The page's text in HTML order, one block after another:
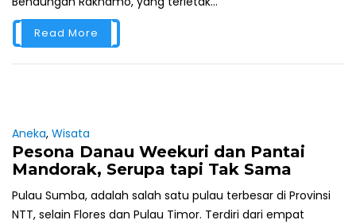
Read More
Aneka, Wisata
Pesona Danau Weekuri dan Pantai
Mandorak, Serupa tapi Tak Sama
Pulau Sumba, adalah salah satu pulau terbesar di Provinsi
NTT, selain Flores dan Pulau Timor. Terdiri dari empat